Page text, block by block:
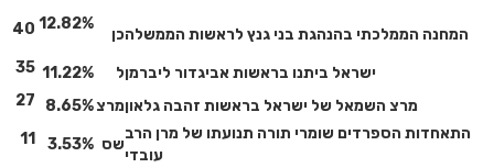
המחנה הממלכתי בהנהגת בני גנץ לראשות הממשלהכן
12.82%
40
ישראל ביתנו בראשות אביגדור ליברמןל 11.22%
35
מרצ השמאל של ישראל בראשות זהבה גלאוןמרצ8.65%
27
התאחדות הספרדים שומרי תורה תנועתו של מרן הרב
עובדי
שס 3.53%
11